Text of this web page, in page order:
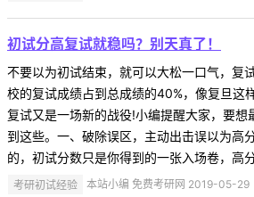
初试分高复试就稳吗？别天真了！
不要以为初试结束，就可以大松一口气，复
校的复试成绩占到总成绩的40%，像复旦这
复试又是一场新的战役!小编提醒大家，要想
到这些。一、破除误区，主动出击误以为高
的，初试分数只是你得到的一张入场卷，高
考研初试经验 本站小编 免费考研网 2019-05-29